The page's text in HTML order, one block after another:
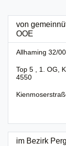
von
OOE
Allhaming 32/
Top 5 , 1. OG,
4550
im Bezirk Perg